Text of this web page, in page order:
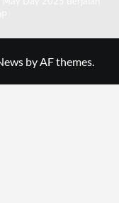
by AF themes.